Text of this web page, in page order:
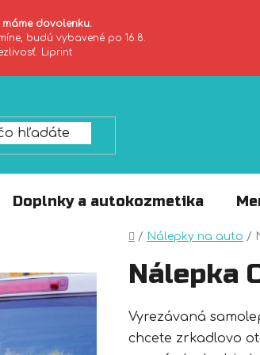
máme dovolenku.
budú vybavené po 16.8.
Liprint
Zásady
Doplnky a autokozmetika
Domov
/ Nálepky na auto /
Nálepka
Vyrezávaná
chcete zrkadlovo